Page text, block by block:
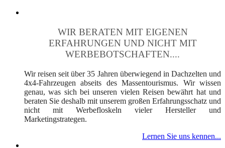
WIR BERATEN MIT EIGENEN
ERFAHRUNGEN UND NICHT MIT
WERBEBOTSCHAFTEN....
Wir reisen seit über 35 Jahren überwiegend in Dachzelten und
4x4-Fahrzeugen abseits des Massentourismus. Wir wissen
genau, was sich bei unseren vielen Reisen bewährt hat und
beraten Sie deshalb mit unserem großen Erfahrungsschatz und
nicht mit Werbefloskeln vieler Hersteller und
Marketingstrategen.
Lernen Sie uns kennen...